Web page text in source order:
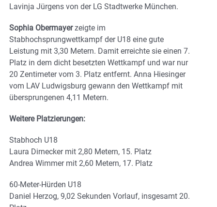
Lavinja Jürgens von der LG Stadtwerke München.
Sophia Obermayerzeigte im
Stabhochsprungwettkampf der U18 eine gute
Leistung mit 3,30 Metern. Damit erreichte sie einen 7.
Platz in dem dicht besetzten Wettkampf und war nur
20 Zentimeter vom 3. Platz entfernt. Anna Hiesinger
vom LAV Ludwigsburg gewann den Wettkampf mit
übersprungenen 4,11 Metern.
Weitere Platzierungen:
Stabhoch U18
Laura Dirnecker mit 2,80 Metern, 15. Platz
Andrea Wimmer mit 2,60 Metern, 17. Platz
60-Meter-Hürden U18
Daniel Herzog, 9,02 Sekunden Vorlauf, insgesamt 20.